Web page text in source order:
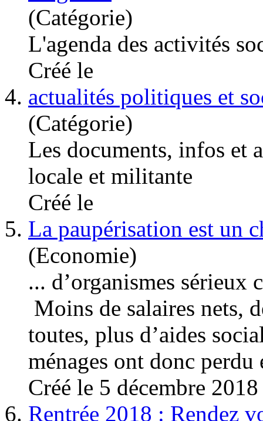
(Catégorie)
L'agenda des activités
Créé le
4. actualités politiques et
(Catégorie)
Les documents, infos et
locale et militante
Créé le
5. La paupérisation est un
(Economie)
... d’organismes
Moins de salaires nets,
toutes, plus d’aides
ménages ont donc perdu
Créé le 5 décembre 2018
6. Rentrée 2018 : Rendez